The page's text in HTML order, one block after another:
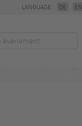
LANGUAGE: DE EN